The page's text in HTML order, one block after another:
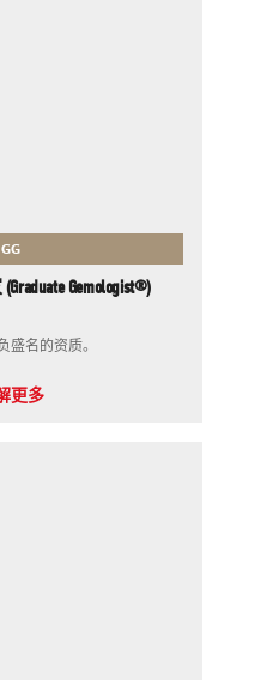
GG
Gemologist®)
盛名的资质。
更多